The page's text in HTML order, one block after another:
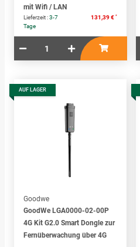
mit Wifi / LAN
Lieferzeit :3-7
Tage
131,39 € *
AUF LAGER
Goodwe
GoodWe LGA0000-02-00P
4G Kit G2.0 Smart Dongle zur
Fernüberwachung über 4G